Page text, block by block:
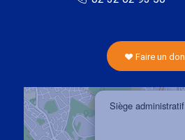
Faire un don
Siège administratif